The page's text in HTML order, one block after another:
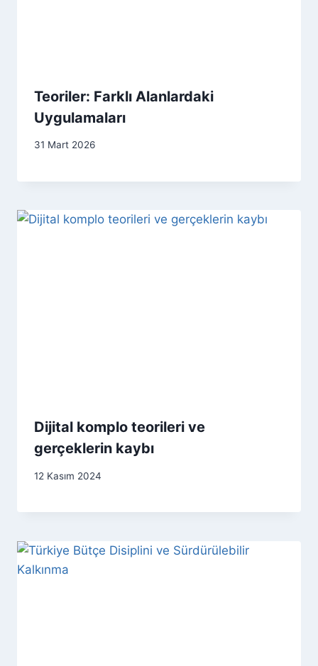
Teoriler: Farklı Alanlardaki
Uygulamaları
31 Mart 2026
Dijital komplo teorileri ve
gerçeklerin kaybı
12 Kasım 2024